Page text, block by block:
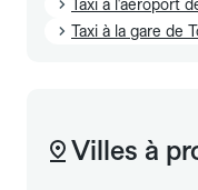
Taxi à l'aéroport
Taxi à la gare de
Villes à